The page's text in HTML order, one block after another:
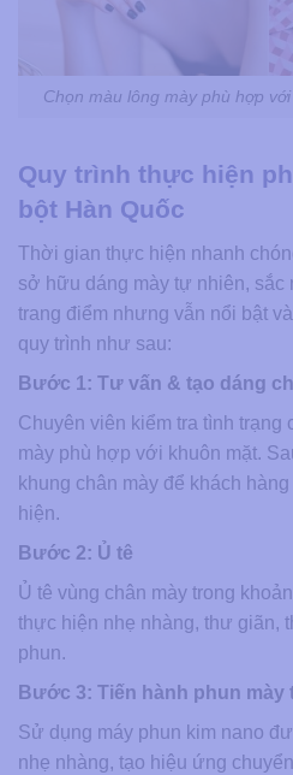
Chọn màu lông mày phù hợp
Quy trình thực hiện
bột Hàn Quốc
Thời gian thực hiện nhanh
sở hữu dáng mày tự nhiên, sắc
trang điểm nhưng vẫn nổi bật
quy trình như sau:
Bước 1: Tư vấn & tạo dáng
Chuyên viên kiểm tra tình trạng
mày phù hợp với khuôn mặt.
khung chân mày để khách
hiện.
Bước 2: Ủ tê
Ủ tê vùng chân mày trong
thực hiện nhẹ nhàng, thư giãn,
phun.
Bước 3: Tiến hành phun mày
Sử dụng máy phun kim nano
nhẹ nhàng, tạo hiệu ứng